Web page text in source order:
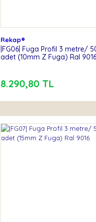
Rekap®
|FG06| Fuga Profil 3 metre/
adet (10mm Z Fuga) Ral 9016
8.290,80 TL